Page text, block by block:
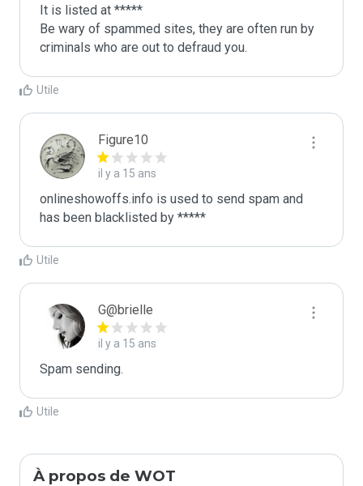
It is listed at *****
Be wary of spammed sites, they are often run by
criminals who are out to defraud you.
Utile
Figure10
il y a 15 ans
onlineshowoffs.info is used to send spam and
has been blacklisted by *****
Utile
G@brielle
il y a 15 ans
Spam sending.
Utile
À propos de WOT